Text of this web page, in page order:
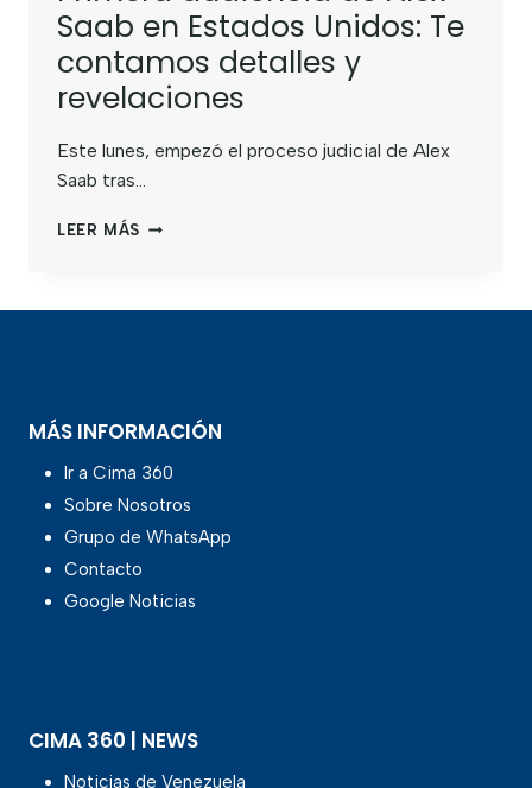
Saab en Estados Unidos: Te
contamos detalles y
revelaciones
Este lunes, empezó el proceso judicial de Alex
Saab tras…
LEER MÁS
MÁS INFORMACIÓN
Ir a Cima 360
Sobre Nosotros
Grupo de WhatsApp
Contacto
Google Noticias
CIMA 360 | NEWS
Noticias de Venezuela